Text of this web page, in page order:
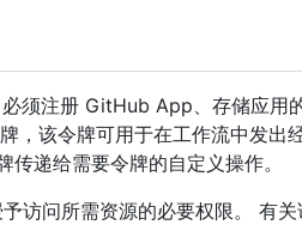
须注册 GitHub App、存储应用
，该令牌可用于在工作流中发出
递给需要令牌的自定义操作。
问所需资源的必要权限。 有关